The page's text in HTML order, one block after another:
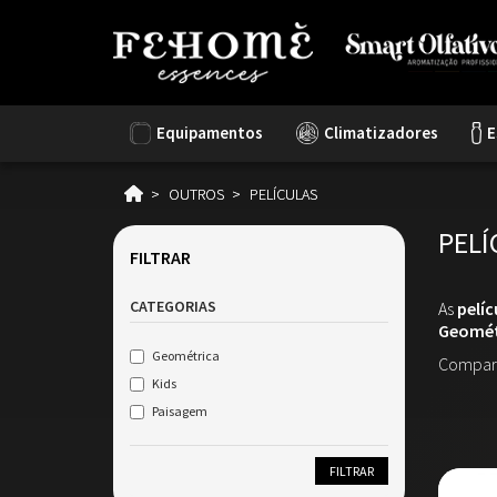
Equipamentos Climatizadores
OUTROS PELÍCULAS
FILTRAR
CATEGORIAS
Geométrica
Kids
Paisagem
FILTRAR
As